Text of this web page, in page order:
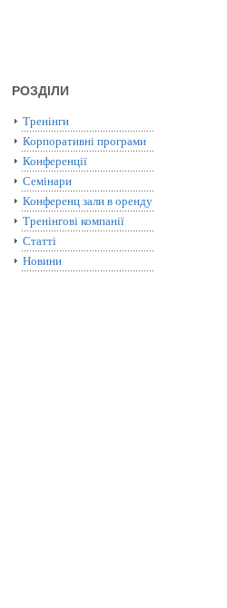
РОЗДІЛИ
Тренінги
Корпоративні програми
Конференції
Семінари
Конференц зали в оренду
Тренінгові компанії
Статті
Новини